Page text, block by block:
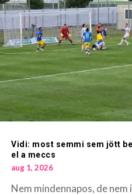
Vidi: most semmi sem jött
el a meccs
aug 1, 2026
Nem mindennapos, de